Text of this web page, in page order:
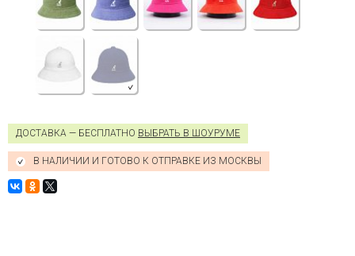
ДОСТАВКА — БЕСПЛАТНО ВЫБРАТЬ В ШОУРУМЕ
В НАЛИЧИИ И ГОТОВО К ОТПРАВКЕ ИЗ МОСКВЫ